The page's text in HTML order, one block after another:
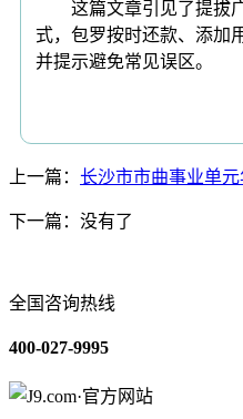
这篇文章引见了提拔广
式，包罗按时还款、添加
并提示避免常见误区。
上一篇： 长沙市市曲事业单
下一篇：没有了
全国咨询热线
400-027-9995